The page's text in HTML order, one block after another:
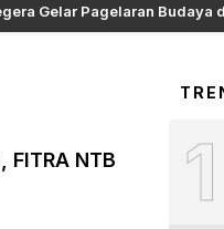
Pagelaran Budaya dan
FITRA NTB
1